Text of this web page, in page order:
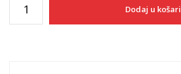
Dodaj u